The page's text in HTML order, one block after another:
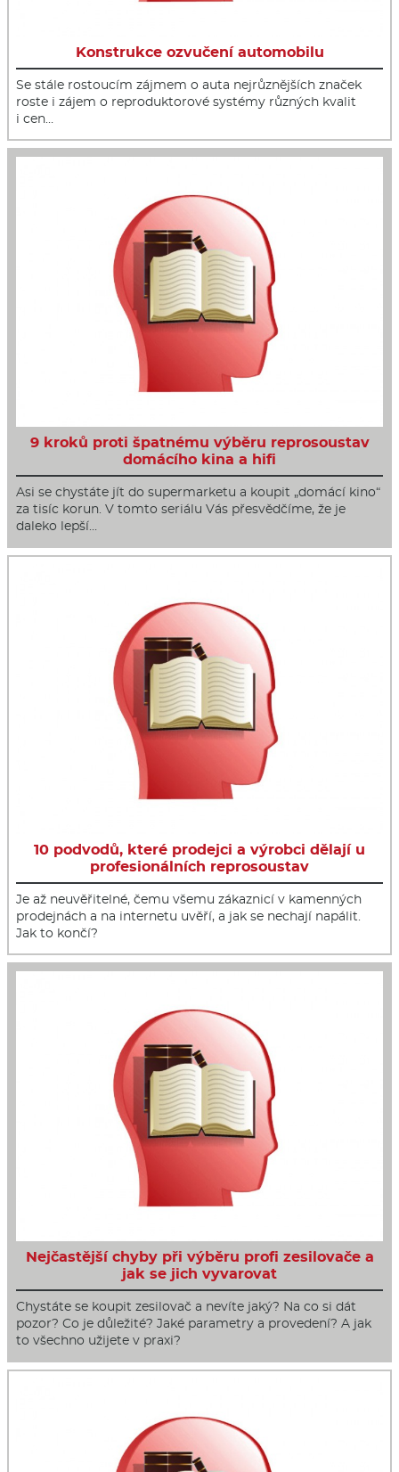
Konstrukce ozvučení automobilu
Se stále rostoucím zájmem o auta nejrůznějších značek
roste i zájem o reproduktorové systémy různých kvalit
i cen…
9 kroků proti špatnému výběru reprosoustav
domácího kina a hifi
Asi se chystáte jít do supermarketu a koupit „domácí kino“
za tisíc korun. V tomto seriálu Vás přesvědčíme, že je
daleko lepší…
10 podvodů, které prodejci a výrobci dělají u
profesionálních reprosoustav
Je až neuvěřitelné, čemu všemu zákaznicí v kamenných
prodejnách a na internetu uvěří, a jak se nechají napálit.
Jak to končí?
Nejčastější chyby při výběru profi zesilovače a
jak se jich vyvarovat
Chystáte se koupit zesilovač a nevíte jaký? Na co si dát
pozor? Co je důležité? Jaké parametry a provedení? A jak
to všechno užijete v praxi?